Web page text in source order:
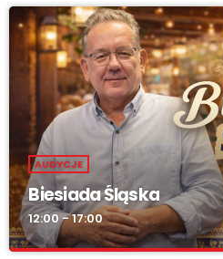
AUDYCJE
Biesiada Śląska
12:00 - 17:00